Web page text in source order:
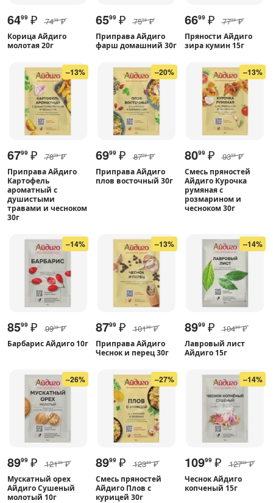
6499 ₽ 7499 ₽
Корица Айдиго
молотая 20г
6599 ₽ 7599 ₽
Приправа Айдиго
фарш домашний 30г
6699 ₽ 7799 ₽
Пряности Айдиго
зира кумин 15г
–13%
6799 ₽ 7899 ₽
Приправа Айдиго
Картофель
ароматный с
душистыми
травами и чесноком
30г
–20%
6999 ₽ 8799 ₽
Приправа Айдиго
плов восточный 30г
–13%
8099 ₽ 9399 ₽
Смесь пряностей
Айдиго Курочка
румяная с
розмарином и
чесноком 30г
–14%
8599 ₽ 9999 ₽
Барбарис Айдиго 10г
–13%
8799 ₽ 10199 ₽
Приправа Айдиго
Чеснок и перец 30г
–14%
8999 ₽ 10499 ₽
Лавровый лист
Айдиго 15г
–26%
8999 ₽ 12199 ₽
Мускатный орех
Айдиго Сушеный
молотый 10г
–27%
8999 ₽ 12399 ₽
Смесь пряностей
Айдиго Плов с
курицей 30г
–14%
10999 ₽ 12799 ₽
Чеснок Айдиго
копченый 15г